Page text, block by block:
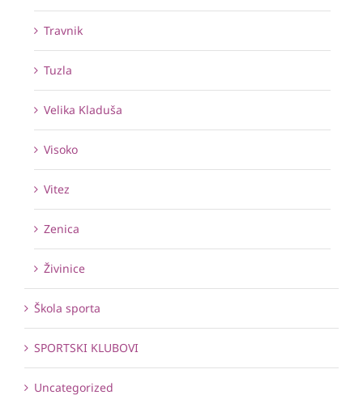
Travnik
Tuzla
Velika Kladuša
Visoko
Vitez
Zenica
Živinice
Škola sporta
SPORTSKI KLUBOVI
Uncategorized